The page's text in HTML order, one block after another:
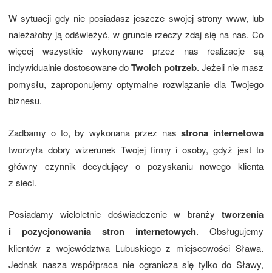
W sytuacji gdy nie posiadasz jeszcze swojej strony www, lub
należałoby ją odświeżyć, w gruncie rzeczy zdaj się na nas. Co
więcej wszystkie wykonywane przez nas realizacje są
indywidualnie dostosowane doTwoich potrzeb. Jeżeli nie masz
pomysłu, zaproponujemy optymalne rozwiązanie dla Twojego
biznesu.
Zadbamy o to, by wykonana przez nasstrona internetowa
tworzyła dobry wizerunek Twojej firmy i osoby, gdyż jest to
główny czynnik decydujący o pozyskaniu nowego klienta
z sieci.
Posiadamy wieloletnie doświadczenie w branży tworzenia
i pozycjonowania stron internetowych. Obsługujemy
klientów z województwa Lubuskiego z miejscowości Sława.
Jednak nasza współpraca nie ogranicza się tylko do Sławy,